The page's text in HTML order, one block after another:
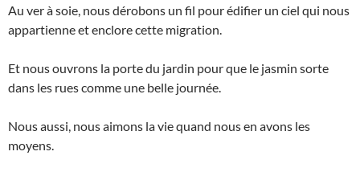
Au ver à soie, nous dérobons un fil pour édifier un ciel qui nous
appartienne et enclore cette migration.
Et nous ouvrons la porte du jardin pour que le jasmin sorte
dans les rues comme une belle journée.
Nous aussi, nous aimons la vie quand nous en avons les
moyens.